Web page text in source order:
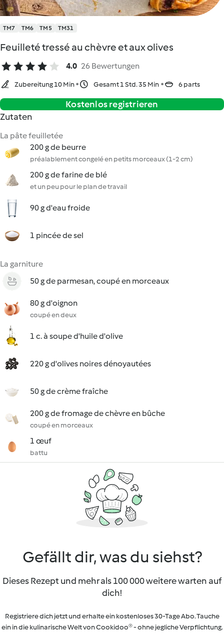
TM7 TM6 TM5 TM31
Feuilleté tressé au chèvre et aux olives
4.0 26 Bewertungen
Zubereitung 10 Min Gesamt 1 Std. 35 Min 6 parts
Kostenlos registrieren
Zutaten
La pâte feuilletée
200 g de beurre
préalablement congelé en petits morceaux (1-2 cm)
200 g de farine de blé
et un peu pour le plan de travail
90 g d'eau froide
1 pincée de sel
La garniture
50 g de parmesan, coupé en morceaux
80 g d'oignon
coupé en deux
1 c. à soupe d'huile d'olive
220 g d'olives noires dénoyautées
50 g de crème fraîche
200 g de fromage de chèvre en bûche
coupé en morceaux
1 œuf
battu
Gefällt dir, was du siehst?
Dieses Rezept und mehr als 100 000 weitere warten auf
dich!
Registriere dich jetzt und erhalte ein kostenloses 30-Tage Abo. Tauche
ein in die kulinarische Welt von Cookidoo® - ohne jegliche Verpflichtung.